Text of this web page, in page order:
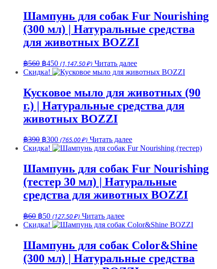
Шампунь для собак Fur Nourishing
(300 мл) | Натуральные средства
для животных BOZZI
฿560 Первоначальная
цена
฿450Текущая
цена:
(1,147.50 ₽) Читать далее
Скидка!
Кусковое мыло для животных (90
г.) | Натуральные средства для
животных BOZZI
฿390 Первоначальная
цена
฿390.
฿300Текущая
цена:
(765.00 ₽) Читать далее
Скидка!
Шампунь для собак Fur Nourishing
(тестер 30 мл) | Натуральные
средства для животных BOZZI
฿60 Первоначальная
цена
฿50Текущая
цена:
(127.50 ₽) Читать далее
Скидка!
Шампунь для собак Color&Shine
(300 мл) | Натуральные средства